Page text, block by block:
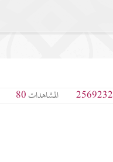
2569232 المشاهدات80